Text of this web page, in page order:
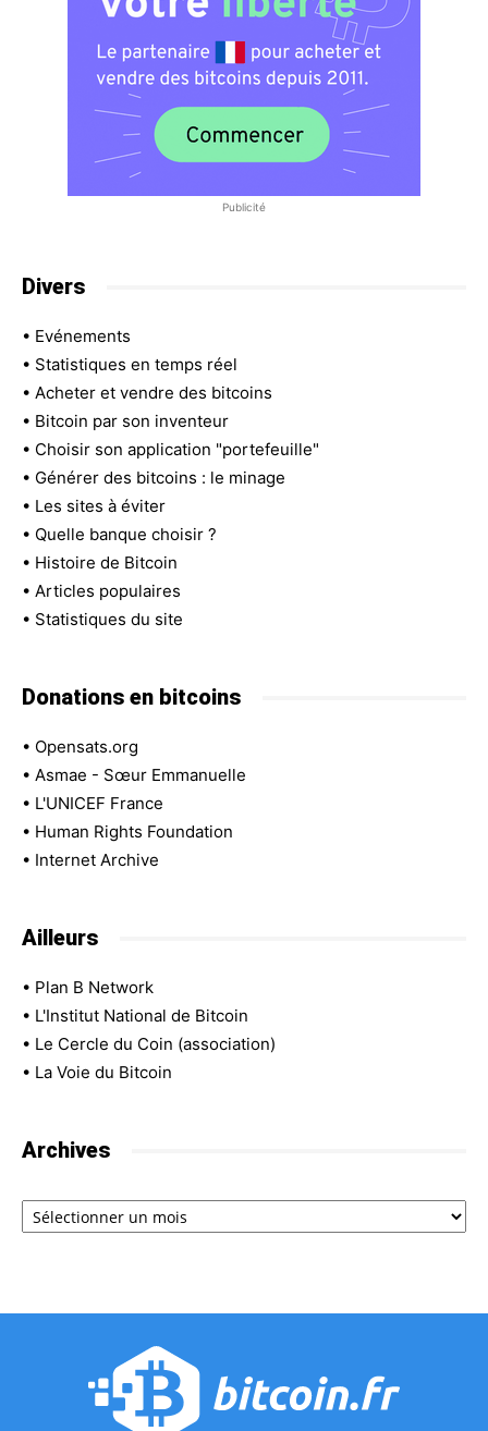
Publicité
Divers
• Evénements
• Statistiques en temps réel
• Acheter et vendre des bitcoins
• Bitcoin par son inventeur
• Choisir son application "portefeuille"
• Générer des bitcoins : le minage
• Les sites à éviter
• Quelle banque choisir ?
• Histoire de Bitcoin
• Articles populaires
• Statistiques du site
Donations en bitcoins
• Opensats.org
• Asmae - Sœur Emmanuelle
• L'UNICEF France
• Human Rights Foundation
• Internet Archive
Ailleurs
• Plan B Network
• L'Institut National de Bitcoin
• Le Cercle du Coin (association)
• La Voie du Bitcoin
Archives
Archives